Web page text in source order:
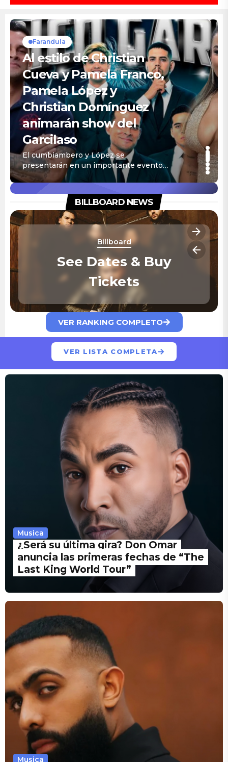
Farandula
Al estilo de Christian
Cueva y Pamela Franco,
Pamela López y
Christian Domínguez
animarán show del
Garcilaso
El cumbiambero y López se
presentarán en un importante evento
deportivo, tal cual lo hizo Pamela
Cueva, Cienciano. Esta ves, Garcilaso no
se queda atrás y se une a toda la
polémica. Te puede interesar Christian
Cueva llora arrepentido y hablará de
Pamela López en entrevista con
Andrea Llosa: “Quiero […]
BILLBOARD NEWS
Billboard
See Dates & Buy
Tickets
VER RANKING COMPLETO
VER LISTA COMPLETA
Musica
¿Será su última gira? Don Omar
anuncia las primeras fechas de “The
Last King World Tour”
Musica